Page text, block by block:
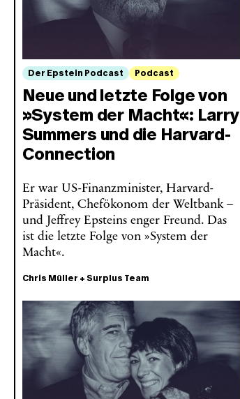
Der Epstein Podcast Podcast
Neue und letzte Folge von
»System der Macht«: Larry
Summers und die Harvard-
Connection
Er war US-Finanzminister, Harvard-
Präsident, Chefökonom der Weltbank –
und Jeffrey Epsteins enger Freund. Das
ist die letzte Folge von »System der
Macht«.
Chris Müller + Surplus Team